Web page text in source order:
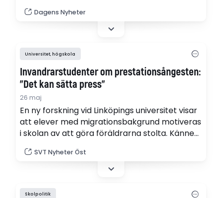
riskerar att skickas ut, vilket vore en enorm
förlust för svensk forskning och
Karolinska institutet från världens alla…
Dagens Nyheter
Universitet, högskola
Invandrarstudenter om prestationsångesten:
”Det kan sätta press”
26 maj
En ny forskning vid Linköpings universitet visar
att elever med migrationsbakgrund motiveras
i skolan av att göra föräldrarna stolta. Känner
prestationsångesten?
SVT Nyheter Öst
Skolpolitik